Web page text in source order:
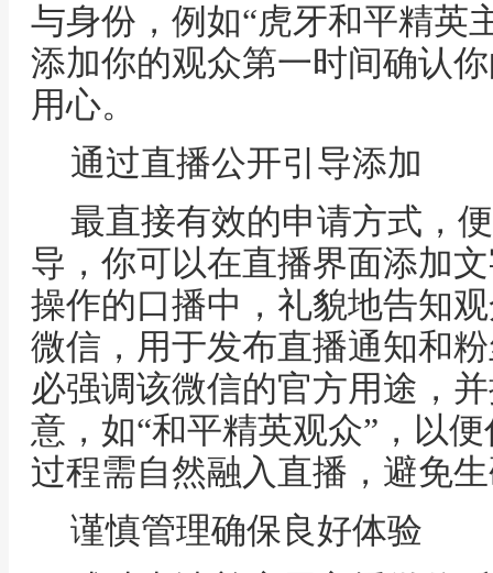
与身份，例如“虎牙和平精英
添加你的观众第一时间确认
用心。
通过直播公开引导添加
最直接有效的申请方式，
导，你可以在直播界面添加
操作的口播中，礼貌地告知
微信，用于发布直播通知和
必强调该微信的官方用途，
意，如“和平精英观众”，以
过程需自然融入直播，避免
谨慎管理确保良好体验